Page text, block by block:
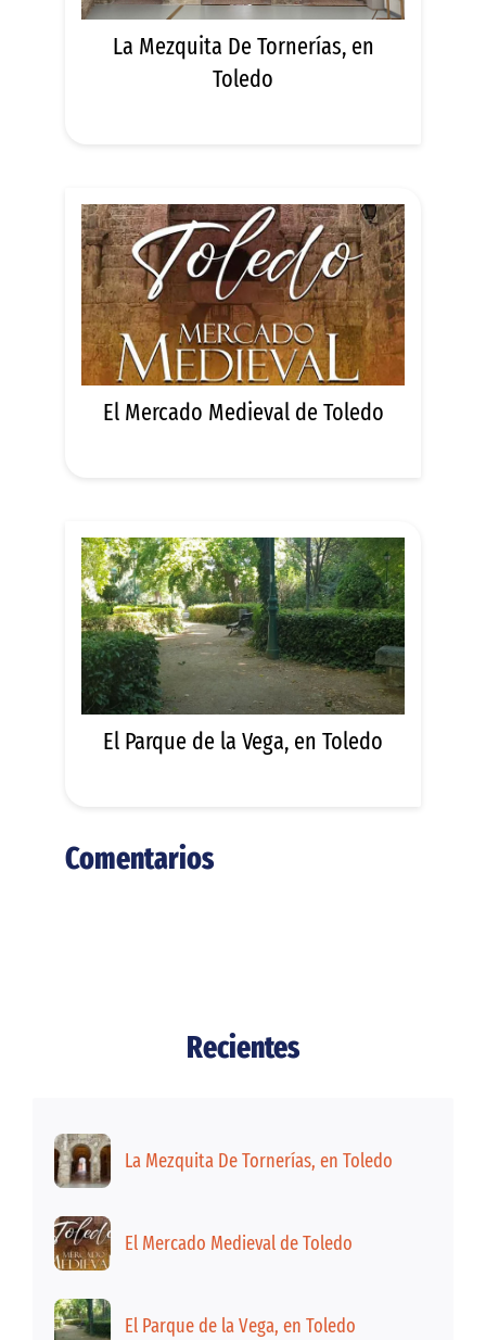
La Mezquita De Tornerías, en
Toledo
El Mercado Medieval de Toledo
El Parque de la Vega, en Toledo
Comentarios
Recientes
La Mezquita De Tornerías, en Toledo
El Mercado Medieval de Toledo
El Parque de la Vega, en Toledo